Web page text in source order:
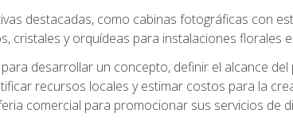
destacadas, como cabinas fotográficas con
cristales y orquídeas para instalaciones florales
desarrollar un concepto, definir el alcance
recursos locales y estimar costos para la
comercial para promocionar sus servicios de